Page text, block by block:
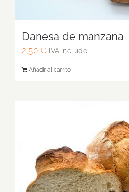
Danesa de manzana
2,50 € IVA incluido
Añadir al carrito